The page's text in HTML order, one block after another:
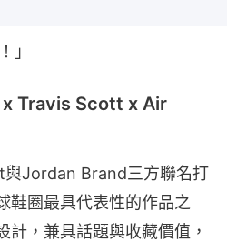
」
Travis Scott x Air
Jordan Brand三方聯名打
鞋圈最具代表性的作品之
計，兼具話題與收藏價值，